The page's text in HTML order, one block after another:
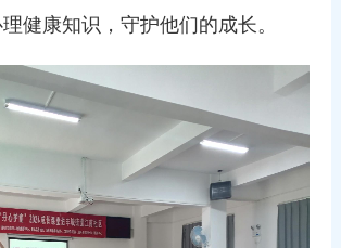
健康知识，守护他们的成长。